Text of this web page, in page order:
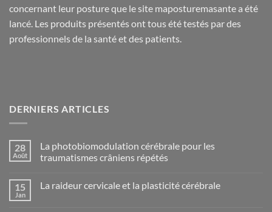
concernant leur posture que le site maposturemasante a été
lancé. Les produits présentés ont tous été testés par des
professionnels de la santé et des patients.
DERNIERS ARTICLES
28
Août
La photobiomodulation cérébrale pour les
traumatismes crâniens répétés
sur
15
Jan
La raideur cervicale et la plasticité cérébrale